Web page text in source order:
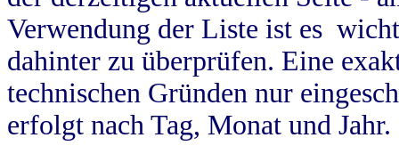
Verwendung der Liste ist es
dahinter zu überprüfen. Eine
technischen Gründen nur
erfolgt nach Tag, Monat und Jahr.